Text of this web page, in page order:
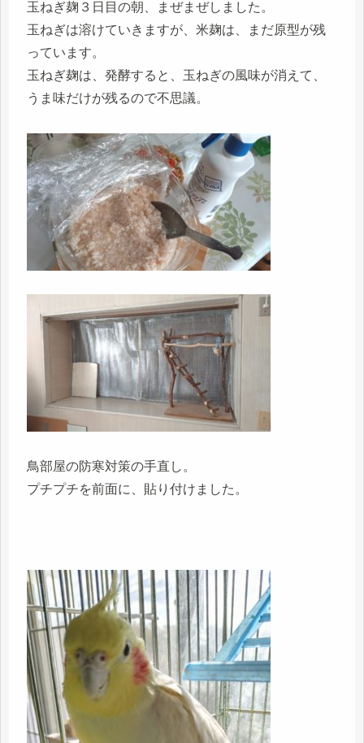
玉ねぎ麹３日目の朝、まぜまぜしました。
玉ねぎは溶けていきますが、米麹は、まだ原型が残
っています。
玉ねぎ麹は、発酵すると、玉ねぎの風味が消えて、
うま味だけが残るので不思議。
鳥部屋の防寒対策の手直し。
プチプチを前面に、貼り付けました。